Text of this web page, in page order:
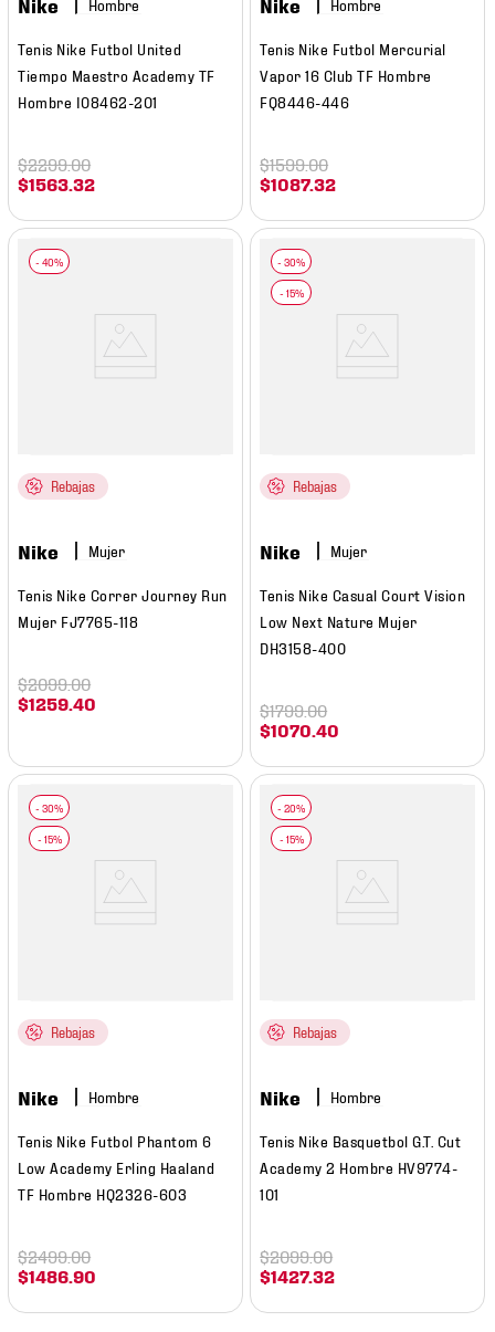
Tenis Nike Futbol United
Tiempo Maestro Academy TF
Hombre IO8462-201
$1563 .32
$2299.00
Tenis Nike Futbol Mercurial
Vapor 16 Club TF Hombre
FQ8446-446
$1087.32
$1599.00
Rebajas
Nike Mujer
Tenis Nike Correr Journey Run
Mujer FJ7765-118
$1259 .40
$2099.00
Rebajas
Nike Mujer
Tenis Nike Casual Court Vision
Low Next Nature Mujer
DH3158-400
$1070 .40
$1799.00
Rebajas
Nike Hombre
Tenis Nike Futbol Phantom 6
Low Academy Erling Haaland
TF Hombre HQ2326-603
$1486 .90
$2499.00
Rebajas
Nike Hombre
Tenis Nike Basquetbol G.T. Cut
Academy 2 Hombre HV9774-
101
$1427.32
$2099.00